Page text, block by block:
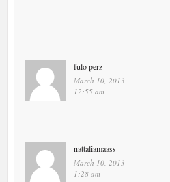
fulo perz
March 10, 2013
12:55 am
nattaliamaass
March 10, 2013
1:28 am